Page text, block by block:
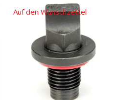
Auf den Wunschzettel